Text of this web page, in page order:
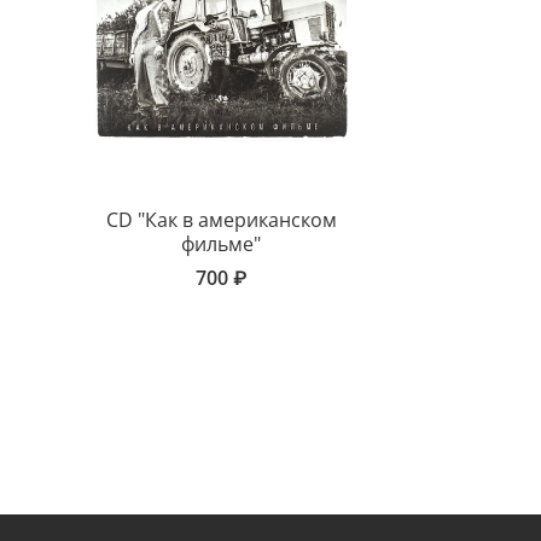
CD "Как в американском
фильме"
700 ₽